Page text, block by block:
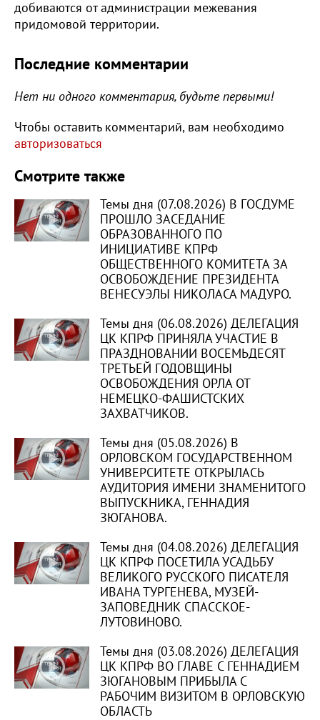
добиваются от администрации межевания
придомовой территории.
Последние комментарии
Нет ни одного комментария, будьте первыми!
Чтобы оставить комментарий, вам необходимо
авторизоваться
Смотрите также
Темы дня (07.08.2026) В ГОСДУМЕ
ПРОШЛО ЗАСЕДАНИЕ
ОБРАЗОВАННОГО ПО
ИНИЦИАТИВЕ КПРФ
ОБЩЕСТВЕННОГО КОМИТЕТА ЗА
ОСВОБОЖДЕНИЕ ПРЕЗИДЕНТА
ВЕНЕСУЭЛЫ НИКОЛАСА МАДУРО.
Темы дня (06.08.2026) ДЕЛЕГАЦИЯ
ЦК КПРФ ПРИНЯЛА УЧАСТИЕ В
ПРАЗДНОВАНИИ ВОСЕМЬДЕСЯТ
ТРЕТЬЕЙ ГОДОВЩИНЫ
ОСВОБОЖДЕНИЯ ОРЛА ОТ
НЕМЕЦКО-ФАШИСТСКИХ
ЗАХВАТЧИКОВ.
Темы дня (05.08.2026) В
ОРЛОВСКОМ ГОСУДАРСТВЕННОМ
УНИВЕРСИТЕТЕ ОТКРЫЛАСЬ
АУДИТОРИЯ ИМЕНИ ЗНАМЕНИТОГО
ВЫПУСКНИКА, ГЕННАДИЯ
ЗЮГАНОВА.
Темы дня (04.08.2026) ДЕЛЕГАЦИЯ
ЦК КПРФ ПОСЕТИЛА УСАДЬБУ
ВЕЛИКОГО РУССКОГО ПИСАТЕЛЯ
ИВАНА ТУРГЕНЕВА, МУЗЕЙ-
ЗАПОВЕДНИК СПАССКОЕ-
ЛУТОВИНОВО.
Темы дня (03.08.2026) ДЕЛЕГАЦИЯ
ЦК КПРФ ВО ГЛАВЕ С ГЕННАДИЕМ
ЗЮГАНОВЫМ ПРИБЫЛА С
РАБОЧИМ ВИЗИТОМ В ОРЛОВСКУЮ
ОБЛАСТЬ